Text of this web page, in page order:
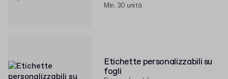
Min. 30 unità
Etichette personalizzabili su
fogli